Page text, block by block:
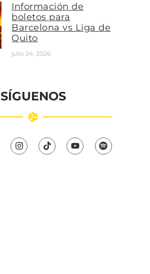
Información de
boletos para
Barcelona vs Liga de
Quito
julio 24, 2026
SÍGUENOS